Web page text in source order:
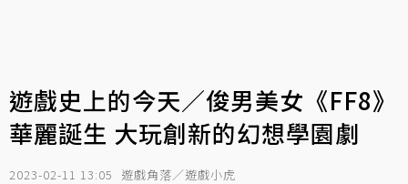
遊戲史上的今天／俊男美女《FF8》
華麗誕生 大玩創新的幻想學園劇
2023-02-11 13:05 遊戲角落／遊戲小虎